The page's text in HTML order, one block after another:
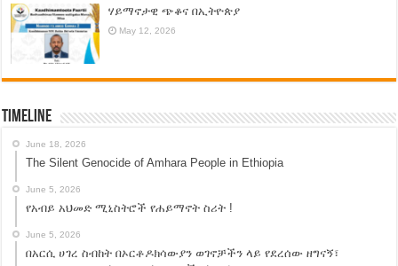
ሃይማኖታዊ ጭቆና በኢትዮጵያ
May 12, 2026
Timeline
June 18, 2026
The Silent Genocide of Amhara People in Ethiopia
June 5, 2026
የአብይ አህመድ ሚኒስትሮች የሐይማኖት ስሪት !
June 5, 2026
በአርሲ ሀገረ ስብከት በኦርቶዶክሳውያን ወገኖቻችን ላይ የደረሰው ዘግናኝ፣